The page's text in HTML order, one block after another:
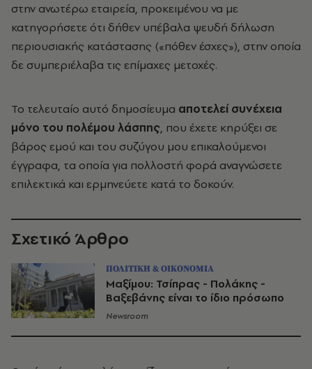
στην ανωτέρω εταιρεία, προκειμένου να με
κατηγορήσετε ότι δήθεν υπέβαλα ψευδή δήλωση
περιουσιακής κατάστασης («πόθεν έσχες»), στην οποία
δε συμπεριέλαβα τις επίμαχες μετοχές.
Το τελευταίο αυτό δημοσίευμα αποτελεί συνέχεια
μόνο του πολέμου λάσπης, που έχετε κηρύξει σε
βάρος εμού και του συζύγου μου επικαλούμενοι
έγγραφα, τα οποία για πολλοστή φορά αναγνώσετε
επιλεκτικά και ερμηνεύετε κατά το δοκούν.
Σχετικό Άρθρο
ΠΟΛΙΤΙΚΗ & ΟΙΚΟΝΟΜΙΑ
Μαξίμου: Τσίπρας - Πολάκης -
Βαξεβάνης είναι το ίδιο πρόσωπο
Newsroom